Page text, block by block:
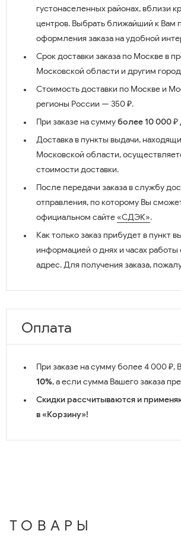
густонаселенных районах, вблизи
центров. Выбрать ближайший к Вам
оформления заказа на удобной
Срок доставки заказа по Москве в
Московской области и другим
Стоимость доставки по Москве и
регионы России — 350 ₽.
При заказе на суммуболее 10 000 ₽
Доставка в пункты выдачи,
Московской области,
стоимости доставки.
После передачи заказа в службу
отправления, по которому Вы
официальном сайте«СДЭК».
Как только заказ прибудет в пункт
информацией о днях и часах
адрес. Для получения заказа,
Оплата
При заказе на сумму более 4 000 ₽,
10%, а если сумма Вашего заказа
Скидки рассчитываются и
в «Корзину»!
ТОВАРЫ